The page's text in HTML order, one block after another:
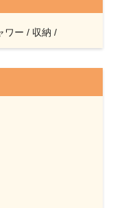
ワー / 収納 /